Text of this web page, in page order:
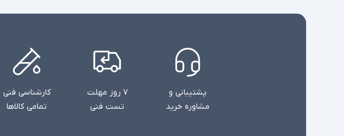
پشتیبانی و
مشاوره خرید
۷ روز مهلت
تست فنی
کارشناسی فنی
تمامی کالاها